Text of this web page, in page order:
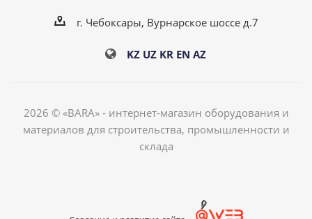
г. Чебоксары, Вурнарское шоссе д.7
KZ UZ KR EN AZ
2026 © «BARA» - интернет-магазин оборудования и
материалов для строительства, промышленности и
склада